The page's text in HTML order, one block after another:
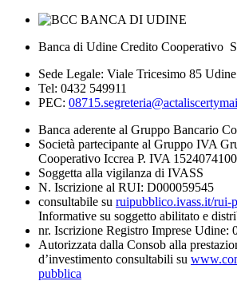
Banca di Udine Credito Cooperativo
Sede Legale: Viale Tricesimo 85
Tel: 0432 549911
PEC:
Banca aderente al Gruppo Bancario
Società partecipante al Gruppo IVA
Cooperativo Iccrea P. IVA
Soggetta alla vigilanza di IVASS
N. Iscrizione al RUI: D000059545
consultabile su ruipubblico.ivass.it/rui-
Informative su soggetto abilitato e
nr. Iscrizione Registro Imprese Udine:
Autorizzata dalla Consob alla
d’investimento consultabili su
pubblica